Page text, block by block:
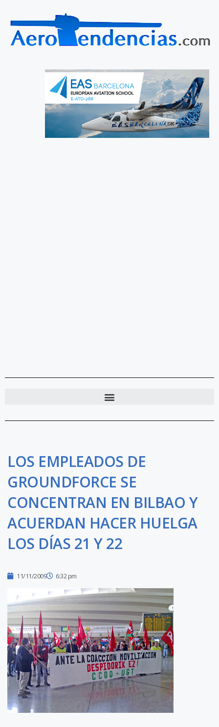
LOS EMPLEADOS DE
GROUNDFORCE SE
CONCENTRAN EN BILBAO Y
ACUERDAN HACER HUELGA
LOS DÍAS 21 Y 22
11/11/2009 6:32 pm